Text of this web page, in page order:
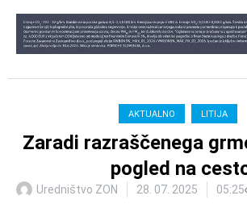
AKTUALNO LITIJA
Zaradi razraščenega
pogled na
Uredništvo ZON 28. 07. 2025 05:25